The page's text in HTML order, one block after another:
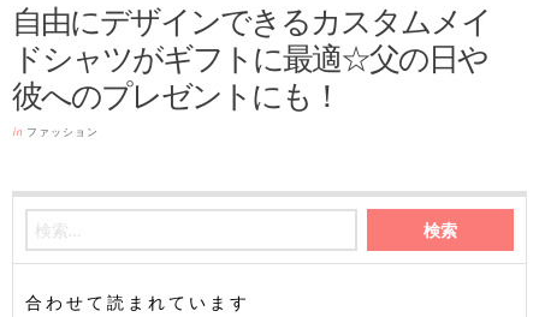
自由にデザインできるカスタムメイ
ドシャツがギフトに最適☆父の日や
彼へのプレゼントにも！
in ファッション
合わせて読まれています